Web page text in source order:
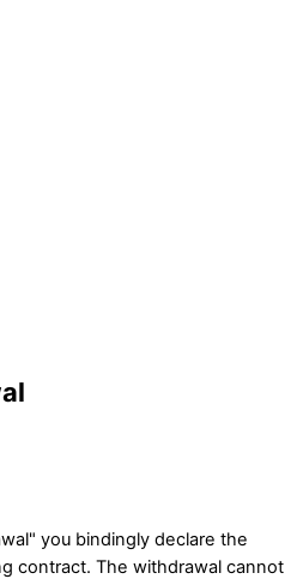
you bindingly declare the
contract. The withdrawal cannot